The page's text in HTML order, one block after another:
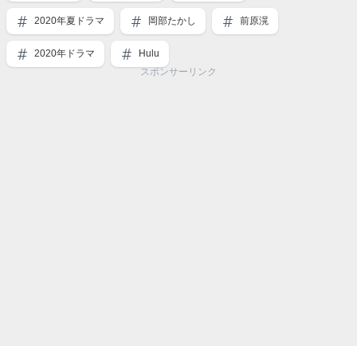
2020年夏ドラマ 岡部たかし 前原滉
2020年ドラマ
Hulu
スポンサーリンク